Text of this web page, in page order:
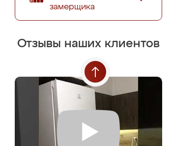
замерщика
Отзывы наших клиентов